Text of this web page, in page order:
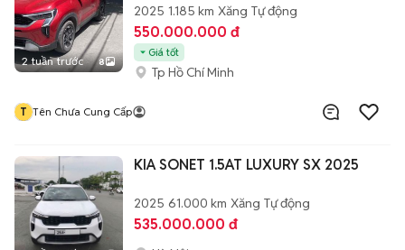
2 tuần trước 8
2025 1.185 km Xăng Tự động
550.000.000 đ
Giá tốt
Tp Hồ Chí Minh
T Tên Chưa Cung Cấp
KIA SONET 1.5AT LUXURY SX 2025
2025 61.000 km Xăng Tự động
535.000.000 đ